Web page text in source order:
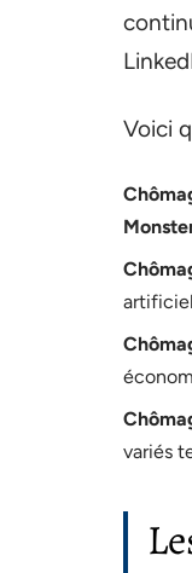
Voici
variés